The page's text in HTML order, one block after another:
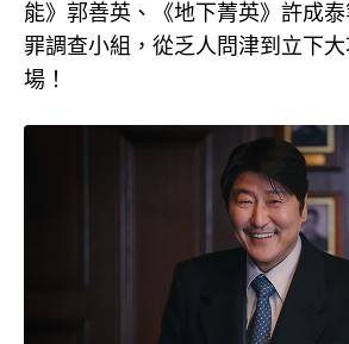
能》郭善英、《地下菁英》許成
罪調查小組，從乏人問津到立下
場！